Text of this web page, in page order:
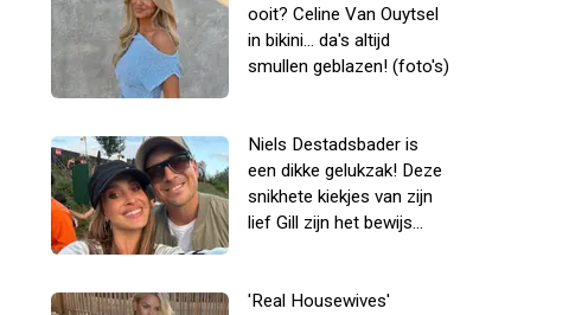
ooit? Celine Van Ouytsel
in bikini... da's altijd
smullen geblazen! (foto's)
Niels Destadsbader is
een dikke gelukzak! Deze
snikhete kiekjes van zijn
lief Gill zijn het bewijs...
'Real Housewives'